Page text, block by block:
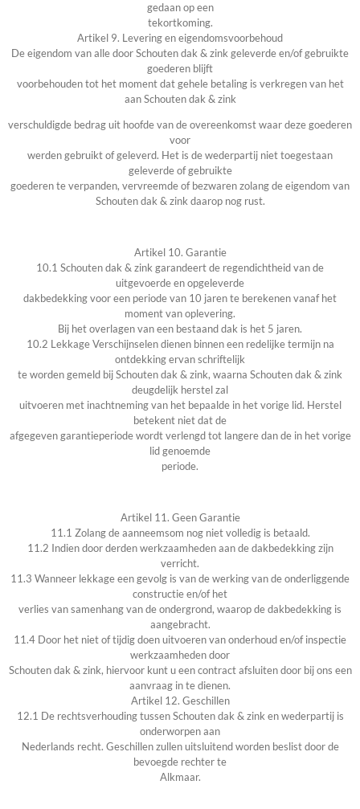
gedaan op een
tekortkoming.
Artikel 9. Levering en eigendomsvoorbehoud
De eigendom van alle door Schouten dak & zink geleverde en/of gebruikte
goederen blijft
voorbehouden tot het moment dat gehele betaling is verkregen van het
aan Schouten dak & zink
verschuldigde bedrag uit hoofde van de overeenkomst waar deze goederen
voor
werden gebruikt of geleverd. Het is de wederpartij niet toegestaan
geleverde of gebruikte
goederen te verpanden, vervreemde of bezwaren zolang de eigendom van
Schouten dak & zink daarop nog rust.
Artikel 10. Garantie
10.1 Schouten dak & zink garandeert de regendichtheid van de
uitgevoerde en opgeleverde
dakbedekking voor een periode van 10 jaren te berekenen vanaf het
moment van oplevering.
Bij het overlagen van een bestaand dak is het 5 jaren.
10.2 Lekkage Verschijnselen dienen binnen een redelijke termijn na
ontdekking ervan schriftelijk
te worden gemeld bij Schouten dak & zink, waarna Schouten dak & zink
deugdelijk herstel zal
uitvoeren met inachtneming van het bepaalde in het vorige lid. Herstel
betekent niet dat de
afgegeven garantieperiode wordt verlengd tot langere dan de in het vorige
lid genoemde
periode.
Artikel 11. Geen Garantie
11.1 Zolang de aanneemsom nog niet volledig is betaald.
11.2 Indien door derden werkzaamheden aan de dakbedekking zijn
verricht.
11.3 Wanneer lekkage een gevolg is van de werking van de onderliggende
constructie en/of het
verlies van samenhang van de ondergrond, waarop de dakbedekking is
aangebracht.
11.4 Door het niet of tijdig doen uitvoeren van onderhoud en/of inspectie
werkzaamheden door
Schouten dak & zink, hiervoor kunt u een contract afsluiten door bij ons een
aanvraag in te dienen.
Artikel 12. Geschillen
12.1 De rechtsverhouding tussen Schouten dak & zink en wederpartij is
onderworpen aan
Nederlands recht. Geschillen zullen uitsluitend worden beslist door de
bevoegde rechter te
Alkmaar.